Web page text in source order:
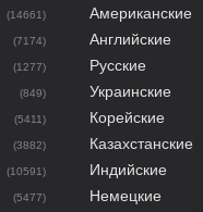
(14661)
(7174)
(1277)
(849)
(5411)
(3882)
(10591)
(5477)
Американские
Английские
Русские
Украинские
Корейские
Казахстанские
Индийские
Немецкие